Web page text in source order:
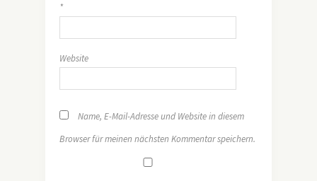
*
Website
Name, E-Mail-Adresse und Website in diesem
Browser für meinen nächsten Kommentar speichern.